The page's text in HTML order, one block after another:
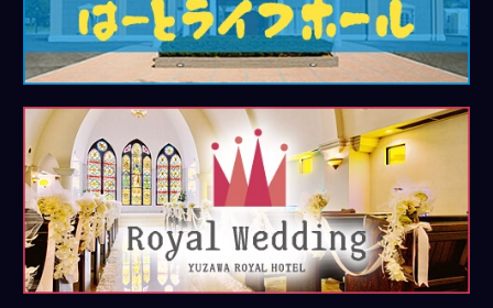
フ
ホ
ー
ル
Royal
Wedding